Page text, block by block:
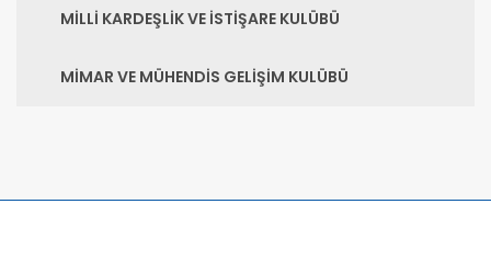
MİLLİ KARDEŞLİK VE İSTİŞARE KULÜBÜ
MİMAR VE MÜHENDİS GELİŞİM KULÜBÜ